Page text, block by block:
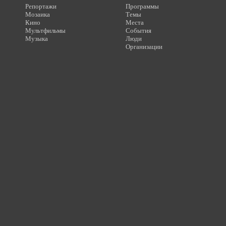
Репортажи
Мозаика
Кино
Мультфильмы
Музыка
Программы
Темы
Места
События
Люди
Организации